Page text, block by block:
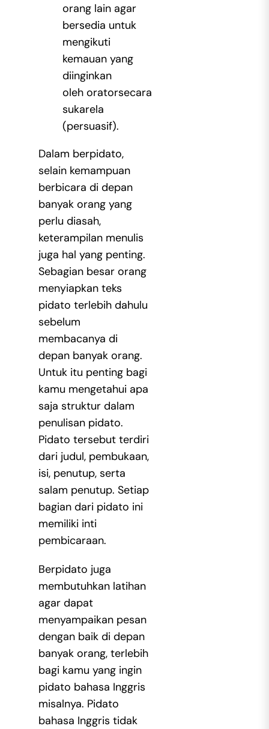
orang lain agar
bersedia untuk
mengikuti
kemauan yang
diinginkan
oleh oratorsecara
sukarela
(persuasif).
Dalam berpidato,
selain kemampuan
berbicara di depan
banyak orang yang
perlu diasah,
keterampilan menulis
juga hal yang penting.
Sebagian besar orang
menyiapkan teks
pidato terlebih dahulu
sebelum
membacanya di
depan banyak orang.
Untuk itu penting bagi
kamu mengetahui apa
saja struktur dalam
penulisan pidato.
Pidato tersebut terdiri
dari judul, pembukaan,
isi, penutup, serta
salam penutup. Setiap
bagian dari pidato ini
memiliki inti
pembicaraan.
Berpidato juga
membutuhkan latihan
agar dapat
menyampaikan pesan
dengan baik di depan
banyak orang, terlebih
bagi kamu yang ingin
pidato bahasa Inggris
misalnya. Pidato
bahasa Inggris tidak